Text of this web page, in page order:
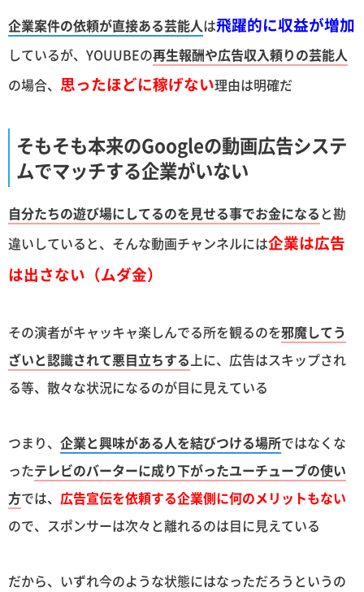
企業案件の依頼が直接ある芸能人は飛躍的に収益が増加
しているが、YOUUBEの再生報酬や広告収入頼りの芸能人
の場合、 思ったほどに稼げない理由は明確だ
そもそも本来のGoogleの動画広告システ
ムでマッチする企業がいない
自分たちの遊び場にしてるのを見せる事でお金になると勘
違いしていると、そんな動画チャンネルには企業は広告
は出さない（ムダ金）
その演者がキャッキャ楽しんでる所を観るのを邪魔してう
ざいと認識されて悪目立ちする上に、広告はスキップされ
る等、散々な状況になるのが目に見えている
つまり、 企業と興味がある人を結びつける場所ではなくな
ったテレビのバーターに成り下がったユーチューブの使い
方では、 広告宣伝を依頼する企業側に何のメリットもない
ので、スポンサーは次々と離れるのは目に見えている
だから、いずれ今のような状態にはなっただろうというの